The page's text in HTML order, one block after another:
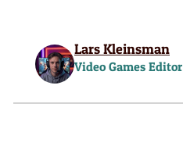
Lars Kleinsman
Video Games Editor